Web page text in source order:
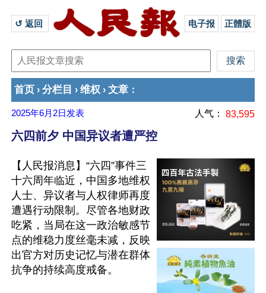
↺ 返回 电子报 正體版
首页 › 分栏目 › 维权 › 文章 ：
2025年6月2日 发表 人气： 83,595
六四前夕 中国异议者遭严控
【人民报消息】“六四”事件三
十六周年临近，中国多地维权
人士、异议者与人权律师再度
遭遇行动限制。尽管各地财政
吃紧，当局在这一政治敏感节
点的维稳力度丝毫未减，反映
出官方对历史记忆与潜在群体
抗争的持续高度戒备。